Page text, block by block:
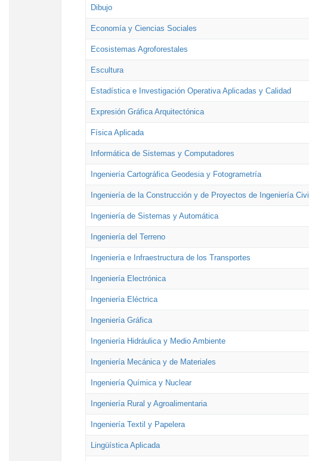
Dibujo
Economía y Ciencias Sociales
Ecosistemas Agroforestales
Escultura
Estadística e Investigación Operativa Aplicadas y Calidad
Expresión Gráfica Arquitectónica
Física Aplicada
Informática de Sistemas y Computadores
Ingeniería Cartográfica Geodesia y Fotogrametría
Ingeniería de la Construcción y de Proyectos de Ingeniería Civil
Ingeniería de Sistemas y Automática
Ingeniería del Terreno
Ingeniería e Infraestructura de los Transportes
Ingeniería Electrónica
Ingeniería Eléctrica
Ingeniería Gráfica
Ingeniería Hidráulica y Medio Ambiente
Ingeniería Mecánica y de Materiales
Ingeniería Química y Nuclear
Ingeniería Rural y Agroalimentaria
Ingeniería Textil y Papelera
Lingüística Aplicada